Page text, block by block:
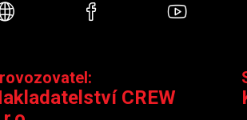
Webové stránkyFacebook
CREW